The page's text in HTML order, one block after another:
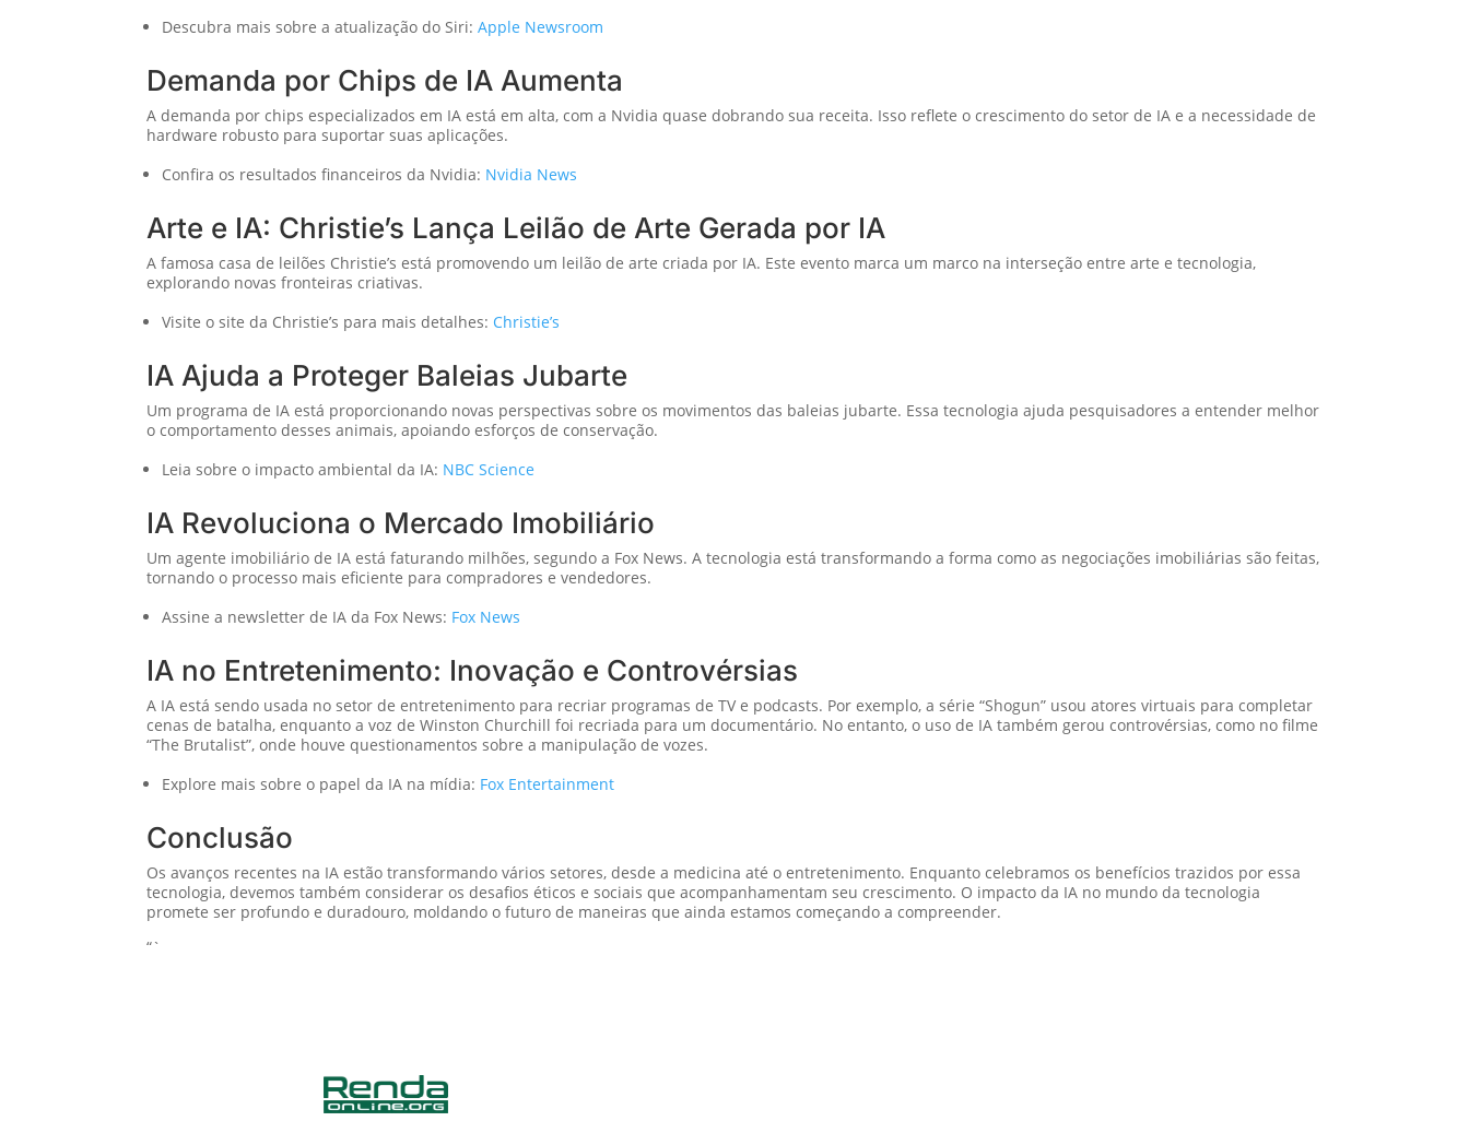
Descubra mais sobre a atualização do Siri:Apple Newsroom
Demanda por Chips de IA Aumenta
A demanda por chips especializados em IA está em alta, com a Nvidia quase dobrando sua receita. Isso reflete o crescimento do setor de IA e a necessidade de
hardware robusto para suportar suas aplicações.
Confira os resultados financeiros da Nvidia: Nvidia News
Arte e IA: Christie’s Lança Leilão de Arte Gerada por IA
A famosa casa de leilões Christie’s está promovendo um leilão de arte criada por IA. Este evento marca um marco na interseção entre arte e tecnologia,
explorando novas fronteiras criativas.
Visite o site da Christie’s para mais detalhes: Christie’s
IA Ajuda a Proteger Baleias Jubarte
Um programa de IA está proporcionando novas perspectivas sobre os movimentos das baleias jubarte. Essa tecnologia ajuda pesquisadores a entender melhor
o comportamento desses animais, apoiando esforços de conservação.
Leia sobre o impacto ambiental da IA: NBC Science
IA Revoluciona o Mercado Imobiliário
Um agente imobiliário de IA está faturando milhões, segundo a Fox News. A tecnologia está transformando a forma como as negociações imobiliárias são feitas,
tornando o processo mais eficiente para compradores e vendedores.
Assine a newsletter de IA da Fox News: Fox News
IA no Entretenimento: Inovação e Controvérsias
A IA está sendo usada no setor de entretenimento para recriar programas de TV e podcasts. Por exemplo, a série “Shogun” usou atores virtuais para completar
cenas de batalha, enquanto a voz de Winston Churchill foi recriada para um documentário. No entanto, o uso de IA também gerou controvérsias, como no filme
“The Brutalist”, onde houve questionamentos sobre a manipulação de vozes.
Explore mais sobre o papel da IA na mídia: Fox Entertainment
Conclusão
Os avanços recentes na IA estão transformando vários setores, desde a medicina até o entretenimento. Enquanto celebramos os benefícios trazidos por essa
tecnologia, devemos também considerar os desafios éticos e sociais que acompanhamentam seu crescimento. O impacto da IA no mundo da tecnologia
promete ser profundo e duradouro, moldando o futuro de maneiras que ainda estamos começando a compreender.
“`